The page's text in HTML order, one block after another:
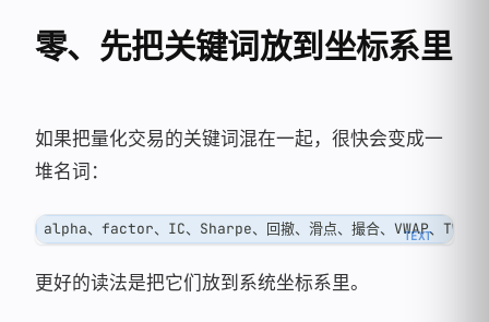
零、先把关键词放到坐标系里
如果把量化交易的关键词混在一起，很快会变成一
堆名词：
alpha、factor、IC、Sharpe、回撤、滑点、撮合、VWAP、TWAP
更好的读法是把它们放到系统坐标系里。